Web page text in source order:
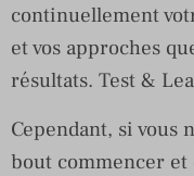
continuellement
et vos approches
résultats. Test &
Cependant, si vous
bout commencer et